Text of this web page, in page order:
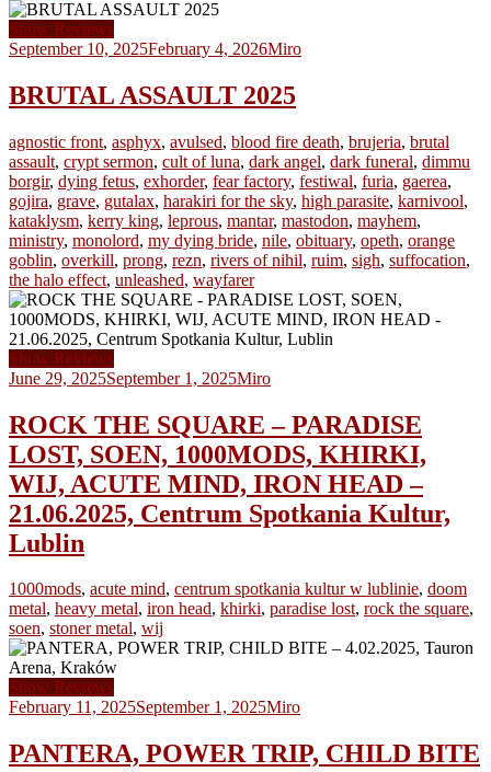
Show Reviews
September 10, 2025February 4, 2026Miro
BRUTAL ASSAULT 2025
agnostic front, asphyx, avulsed, blood fire death, brujeria, brutal
assault, crypt sermon, cult of luna, dark angel, dark funeral, dimmu
borgir, dying fetus, exhorder, fear factory, festiwal, furia, gaerea,
gojira, grave, gutalax, harakiri for the sky, high parasite, karnivool,
kataklysm, kerry king, leprous, mantar, mastodon, mayhem,
ministry, monolord, my dying bride, nile, obituary, opeth, orange
goblin, overkill, prong, rezn, rivers of nihil, ruim, sigh, suffocation,
the halo effect, unleashed, wayfarer
Show Reviews
June 29, 2025September 1, 2025Miro
ROCK THE SQUARE – PARADISE
LOST, SOEN, 1000MODS, KHIRKI,
WIJ, ACUTE MIND, IRON HEAD –
21.06.2025, Centrum Spotkania Kultur,
Lublin
1000mods, acute mind, centrum spotkania kultur w lublinie, doom
metal, heavy metal, iron head, khirki, paradise lost, rock the square,
soen, stoner metal, wij
Show Reviews
February 11, 2025September 1, 2025Miro
PANTERA, POWER TRIP, CHILD BITE